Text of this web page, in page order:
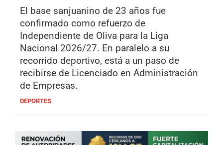
El base sanjuanino de 23 años fue
confirmado como refuerzo de
Independiente de Oliva para la Liga
Nacional 2026/27. En paralelo a su
recorrido deportivo, está a un paso de
recibirse de Licenciado en Administración
de Empresas.
DEPORTES